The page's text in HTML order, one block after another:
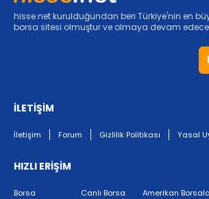
hisse.net kurulduğundan beri Türkiye'nin en
borsa sitesi olmuştur ve olmaya devam
İLETİŞİM
İletişim Forum Gizlilik Politikası Yasal
HIZLI ERİŞİM
Borsa
Canlı Borsa
Amerikan